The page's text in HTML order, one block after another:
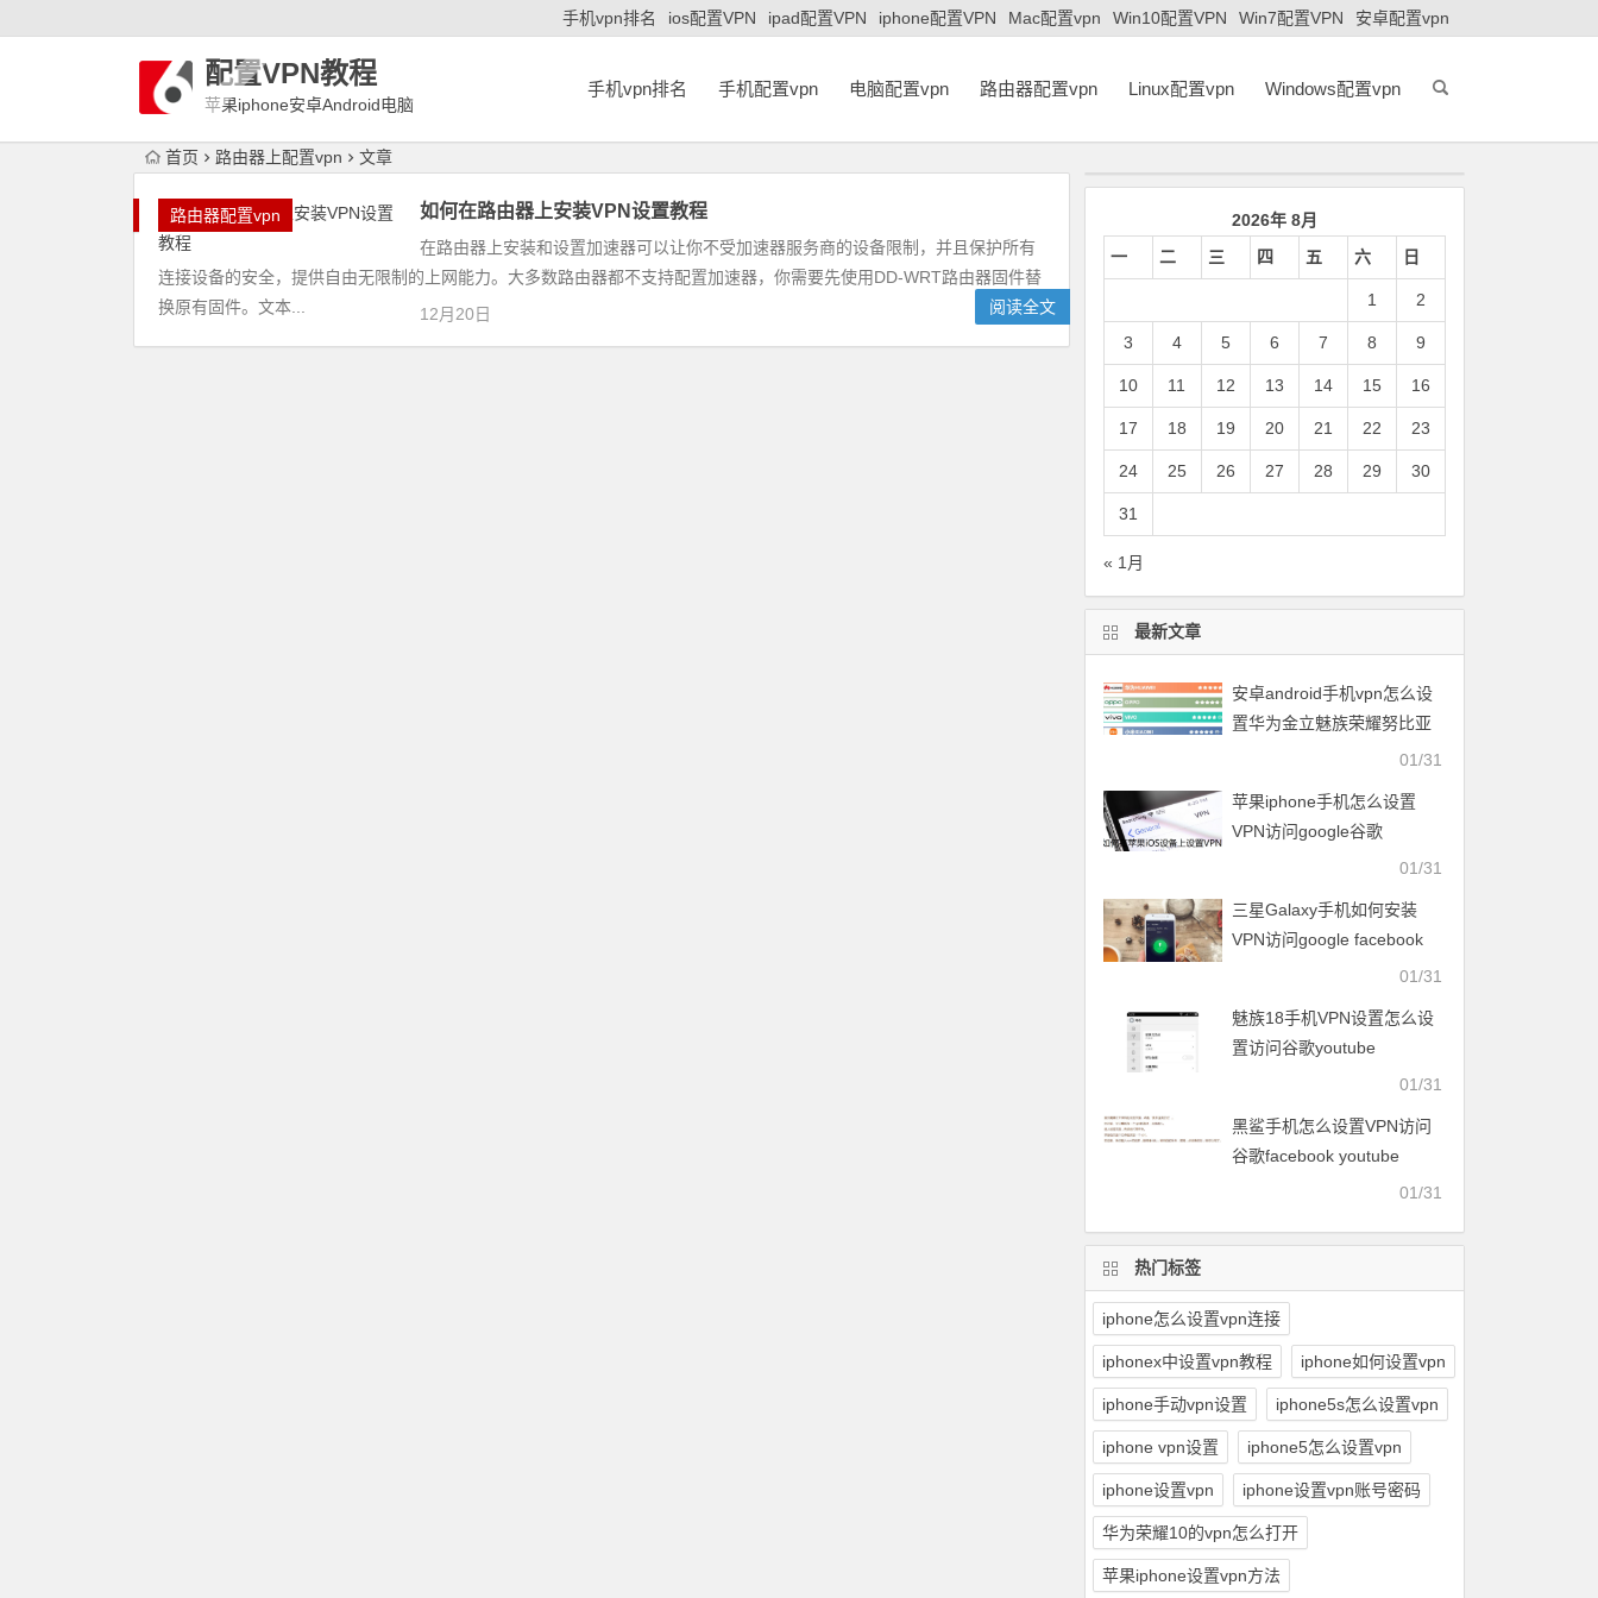
手机vpn排名 ios配置VPN ipad配置VPN iphone配置VPN Mac配置vpn Win10配置VPN Win7配置VPN 安卓配置vpn
配置VPN教程
苹果iphone安卓Android电脑
手机vpn排名 手机配置vpn 电脑配置vpn 路由器配置vpn Linux配置vpn Windows配置vpn
首页 路由器上配置vpn 文章
路由器配置vpn 如何在路由器上安装VPN设置教程
在路由器上安装和设置加速器可以让你不受加速器服务商的设备限制，并且保护所有
连接设备的安全，提供自由无限制的上网能力。大多数路由器都不支持配置加速器，你需要先使用DD-WRT路由器固件替
换原有固件。文本...
12月20日 阅读全文
2026年 8月
一
二 三 四 五 六 日
1 2
3 4 5 6 7 8 9
10 11 12 13 14 15 16
17 18 19 20 21 22 23
24 25 26 27 28 29 30
31
« 1月
最新文章
安卓android手机vpn怎么设
置华为金立魅族荣耀努比亚
一加vivo小米OPPO中兴联想
01/31
苹果iphone手机怎么设置
VPN访问google谷歌
01/31
三星Galaxy手机如何安装
VPN访问google facebook
01/31
魅族18手机VPN设置怎么设
置访问谷歌youtube
01/31
黑鲨手机怎么设置VPN访问
谷歌facebook youtube
01/31
热门标签
iphone怎么设置vpn连接
iphonex中设置vpn教程 iphone如何设置vpn
iphone手动vpn设置 iphone5s怎么设置vpn
iphone vpn设置 iphone5怎么设置vpn
iphone设置vpn iphone设置vpn账号密码
华为荣耀10的vpn怎么打开
苹果iphone设置vpn方法